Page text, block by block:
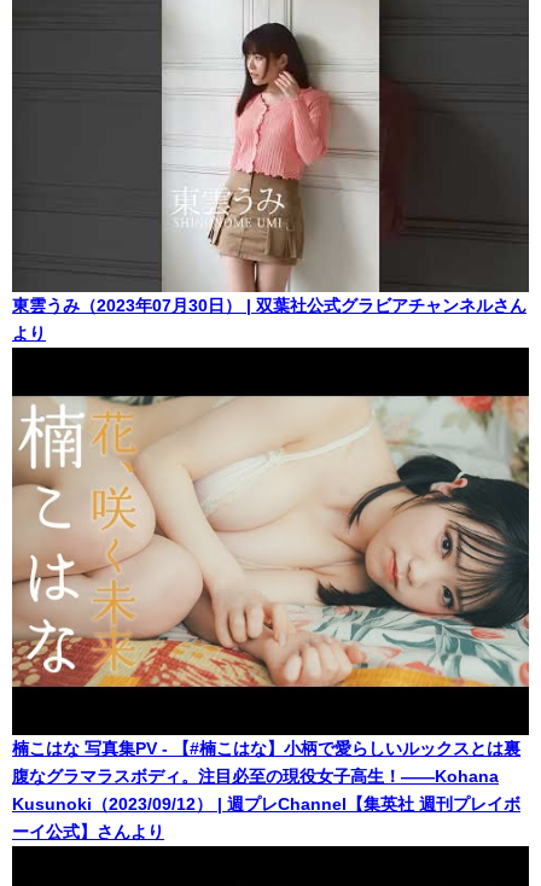
東雲うみ（2023年07月30日） | 双葉社公式グラビアチャンネルさん
より
楠こはな 写真集PV - 【#楠こはな】小柄で愛らしいルックスとは裏
腹なグラマラスボディ。注目必至の現役女子高生！――Kohana
Kusunoki（2023/09/12） | 週プレChannel【集英社 週刊プレイボ
ーイ公式】さんより